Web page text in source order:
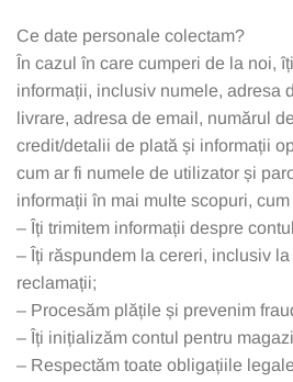
Ce date personale colectam?
În cazul în care cumperi de la noi,
informații, inclusiv numele, adresa
livrare, adresa de email, numărul
credit/detalii de plată și informații
cum ar fi numele de utilizator și
informații în mai multe scopuri, cum
– Îți trimitem informații despre
– Îți răspundem la cereri, inclusiv
reclamații;
– Procesăm plățile și prevenim
– Îți inițializăm contul pentru
– Respectăm toate obligațiile